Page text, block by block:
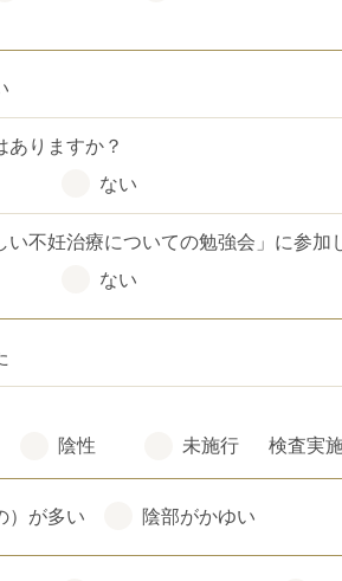
ありますか？
ない
い不妊治療についての勉強会」に参加
ない
陰性 未施行 検査実
）が多い 陰部がかゆい